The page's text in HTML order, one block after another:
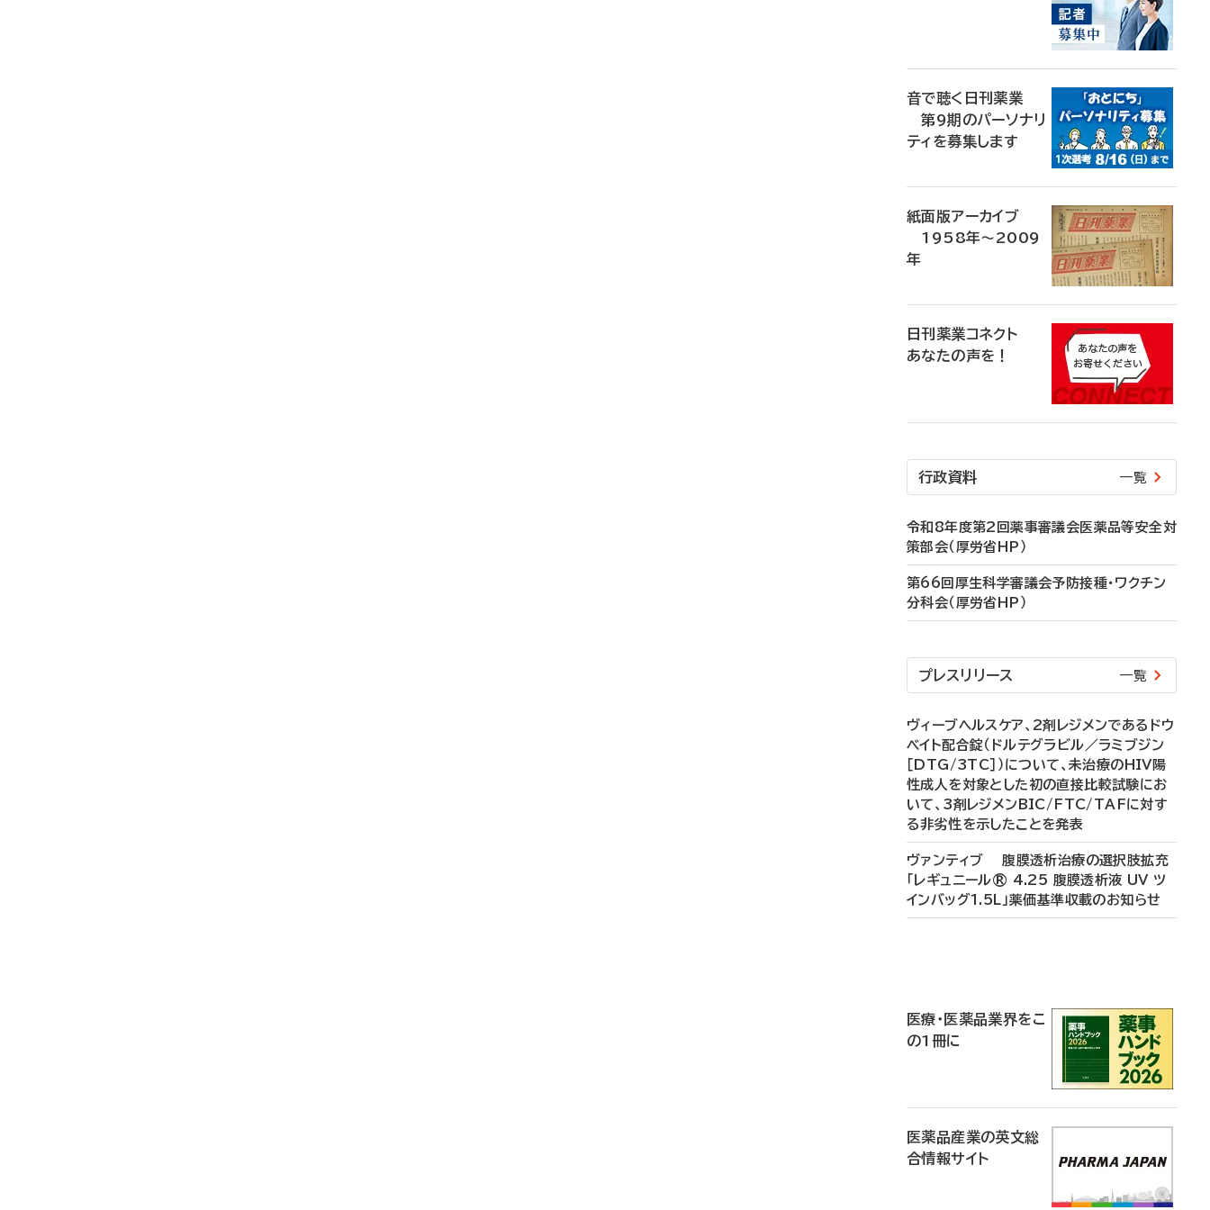
音で聴く日刊薬業
第9期のパーソナリ
ティを募集します
紙面版アーカイブ
1958年～2009
年
日刊薬業コネクト
あなたの声を！
行政資料 一覧
令和8年度第2回薬事審議会医薬品等安全対
策部会（厚労省HP）
第66回厚生科学審議会予防接種・ワクチン
分科会（厚労省HP）
プレスリリース 一覧
ヴィーブヘルスケア、2剤レジメンであるドウ
ベイト配合錠（ドルテグラビル／ラミブジン
［DTG/3TC］）について、未治療のHIV陽
性成人を対象とした初の直接比較試験にお
いて、3剤レジメンBIC/FTC/TAFに対す
る非劣性を示したことを発表
ヴァンティブ 腹膜透析治療の選択肢拡充
「レギュニール® 4.25 腹膜透析液 UV ツ
インバッグ1.5L」薬価基準収載のお知らせ
医療・医薬品業界をこ
の1冊に
医薬品産業の英文総
合情報サイト